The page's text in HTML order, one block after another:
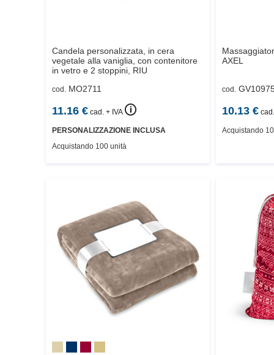
Candela personalizzata, in cera
vegetale alla vaniglia, con contenitore
in vetro e 2 stoppini, RIU
cod. MO2711
11.16 € cad. + IVA 🛈
PERSONALIZZAZIONE INCLUSA
Acquistando 100 unità
AXEL
cod.
10.13€
Acquistando